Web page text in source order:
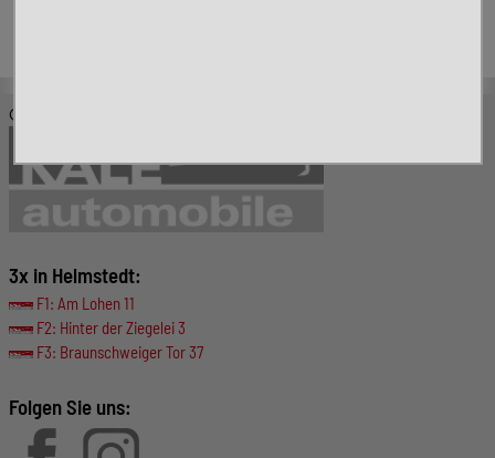
© KALE-Automobile GmbH
3x in Helmstedt:
F1: Am Lohen 11
F2: Hinter der Ziegelei 3
F3: Braunschweiger Tor 37
Folgen Sie uns: